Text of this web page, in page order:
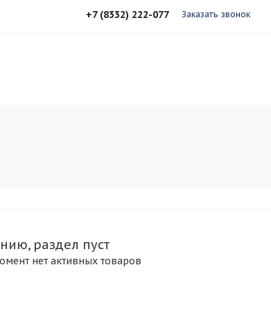
+7 (8332) 222-077 Заказать звонок
раздел пуст
нет активных товаров